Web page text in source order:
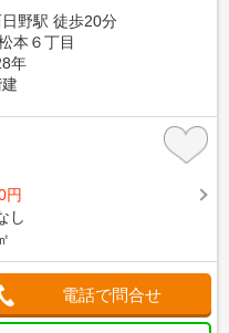
野駅 徒歩20分
本６丁目
年
円
し
電話で問合せ